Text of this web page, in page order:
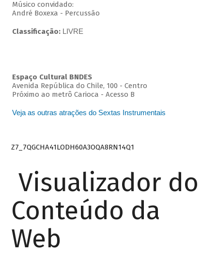
Músico convidado:
André Boxexa - Percussão
Classificação: LIVRE
Espaço Cultural BNDES
Avenida República do Chile, 100 - Centro
Próximo ao metrô Carioca - Acesso B
Veja as outras atrações do Sextas Instrumentais
Z7_7QGCHA41LODH60A3OQA8RN14Q1
Visualizador do
Conteúdo da
Web